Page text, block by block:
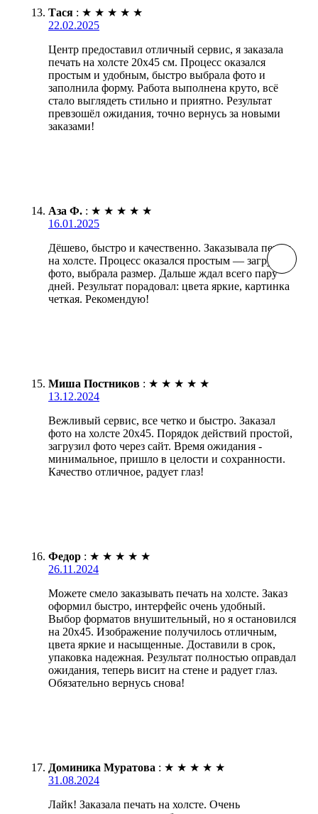
Тася : ★ ★ ★ ★ ★
22.02.2025
Центр предоставил отличный сервис, я заказала
печать на холсте 20х45 см. Процесс оказался
простым и удобным, быстро выбрала фото и
заполнила форму. Работа выполнена круто, всё
стало выглядеть стильно и приятно. Результат
превзошёл ожидания, точно вернусь за новыми
заказами!
Аза Ф. : ★ ★ ★ ★ ★
16.01.2025
Дёшево, быстро и качественно. Заказывала печать
на холсте. Процесс оказался простым — загрузила
фото, выбрала размер. Дальше ждал всего пару
дней. Результат порадовал: цвета яркие, картинка
четкая. Рекомендую!
Миша Постников : ★ ★ ★ ★ ★
13.12.2024
Вежливый сервис, все четко и быстро. Заказал
фото на холсте 20х45. Порядок действий простой,
загрузил фото через сайт. Время ожидания -
минимальное, пришло в целости и сохранности.
Качество отличное, радует глаз!
Федор : ★ ★ ★ ★ ★
26.11.2024
Можете смело заказывать печать на холсте. Заказ
оформил быстро, интерфейс очень удобный.
Выбор форматов внушительный, но я остановился
на 20х45. Изображение получилось отличным,
цвета яркие и насыщенные. Доставили в срок,
упаковка надежная. Результат полностью оправдал
ожидания, теперь висит на стене и радует глаз.
Обязательно вернусь снова!
Доминика Муратова : ★ ★ ★ ★ ★
31.08.2024
Лайк! Заказала печать на холсте. Очень